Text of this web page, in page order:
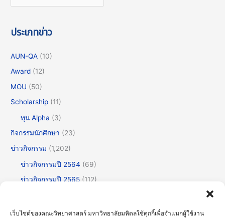
เว็บไซต์ของคณะวิทยาศาสตร์ มหาวิทยาลัยมหิดลใช้คุกกี้เพื่อจำแนกผู้ใช้งาน
ประเภทข่าว
AUN-QA (10)
Award (12)
MOU (50)
Scholarship (11)
ทุน Alpha (3)
กิจกรรมนักศึกษา (23)
ข่าวกิจกรรม (1,202)
ข่าวกิจกรรมปี 2564 (69)
ข่าวกิจกรรมปี 2565 (112)
ข่าวกิจกรรมปี 2567 (252)